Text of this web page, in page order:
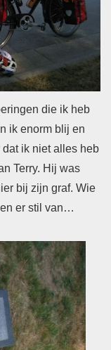
die ik heb
ik enorm blij en
ik niet alles heb
Terry. Hij was
bij zijn graf. Wie
er stil van…